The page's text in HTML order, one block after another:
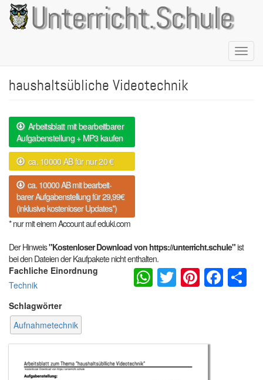
Direkt
zum
Inhalt
Unterricht.Schule
haushaltsübliche Videotechnik
Arbeitsblatt mit bearbeitbarer
Aufgabenstellung + MP3 kaufen
ca. 10000 AB für nur 20 €
ca. 10000 AB mit bearbeit-
barer Aufgabenstellung für 29,99€
(inklusive kostenloser Updates*)
* nur mit einem Account auf eduki.com
Der Hinweis"Kostenloser Download von https://unterricht.schule"ist
bei den Dateien der Kaufpakete nicht enthalten.
Fachliche Einordnung
Technik
Schlagwörter
Aufnahmetechnik
WhatsApp
Twitter